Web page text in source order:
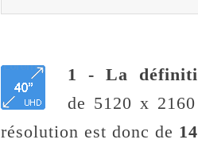
1 - La
de 5120 x
résolution est donc de